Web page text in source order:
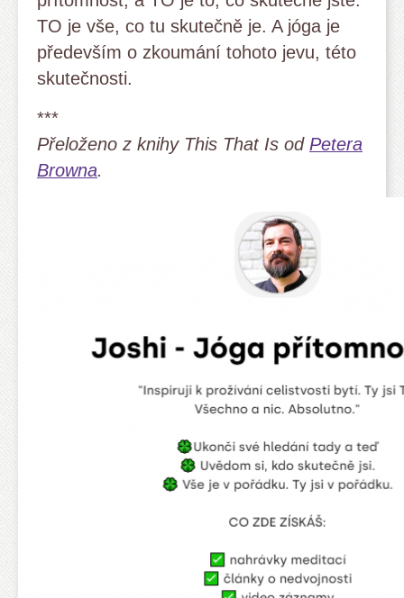
TO je vše, co tu skutečně je. A jóga je
především o zkoumání tohoto jevu, této
skutečnosti.
***
Přeloženo z knihy This That Is od Petera
Browna.